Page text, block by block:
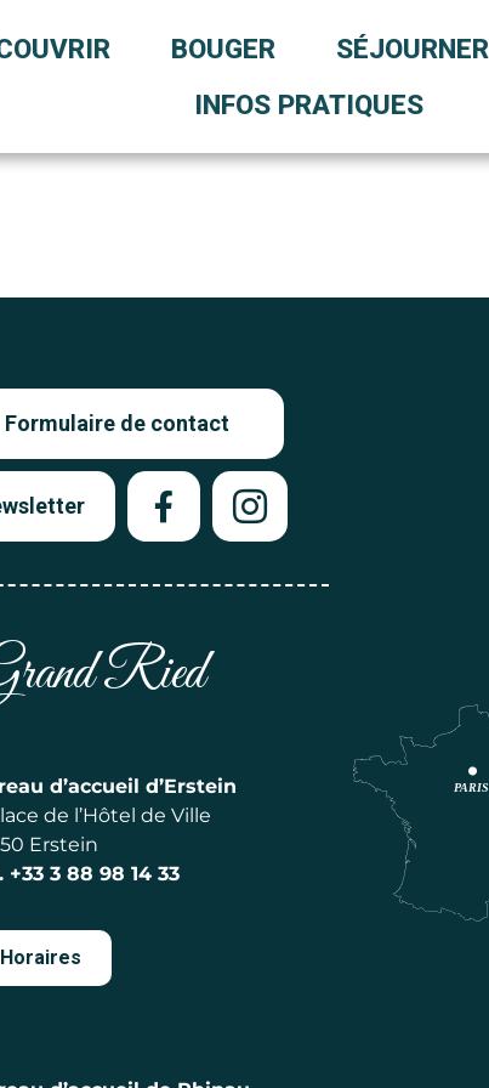
BOUGER SÉJOURNER
INFOS PRATIQUES
Formulaire de contact
Ried
d’accueil d’Erstein
de l’Hôtel de Ville
Erstein
+33 3 88 98 14 33
Horaires